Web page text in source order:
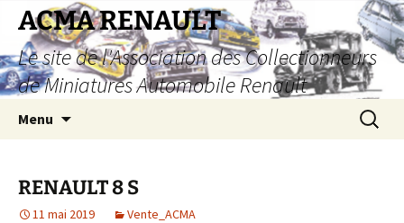
Aller
contenu
ACMA RENAULT
Le site de l'Association des Collectionneurs
de Miniatures Automobile Renault
Menu
RENAULT 8 S
11 mai 2019 Vente_ACMA